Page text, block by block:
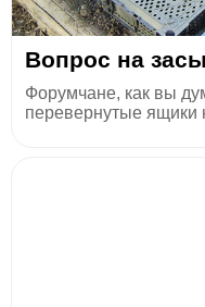
Вопрос на
Форумчане, как вы
перевернутые ящики